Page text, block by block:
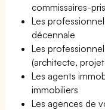
commissaires-
Les
décennale
Les
(architecte,
Les agents
immobiliers
Les agences de